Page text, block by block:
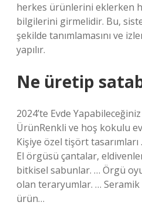
herkes ürünlerini eklerken
bilgilerini girmelidir. Bu,
şekilde tanımlamasını ve
yapılır.
Ne üretip
2024’te Evde
ÜrünRenkli ve hoş kokulu
Kişiye özel tişört tasarımları
El örgüsü çantalar,
bitkisel sabunlar. … Örgü
olan teraryumlar. …
ürün…